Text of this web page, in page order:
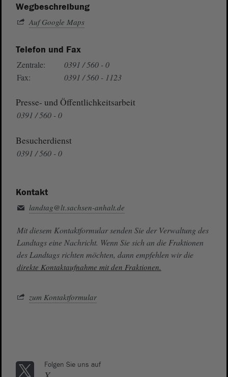
Wegbeschreibung
Auf Google Maps
Telefon und Fax
Zentrale:
0391 / 560 - 0
Fax:
0391 / 560 - 1123
Presse- und Öffentlichkeitsarbeit
0391 / 560 - 0
Besucherdienst
0391 / 560 - 0
Kontakt
landtag@lt.sachsen-anhalt.de
Mit diesem Kontaktformular senden Sie der Verwaltung des
Landtags eine Nachricht. Wenn Sie sich an die Fraktionen
des Landtags richten möchten, dann empfehlen wir die
direkte Kontaktaufnahme mit den Fraktionen.
zum Kontaktformular
Folgen Sie uns auf